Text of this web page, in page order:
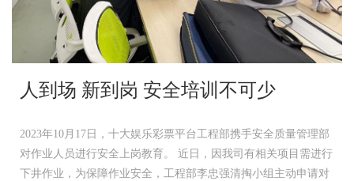
人到场 新到岗 安全培训不可少
2023年10月17日，十大娱乐彩票平台工程部携手安全质量管理部
对作业人员进行安全上岗教育。 近日，因我司有相关项目需进行
下井作业，为保障作业安全，工程部李忠强清掏小组主动申请对